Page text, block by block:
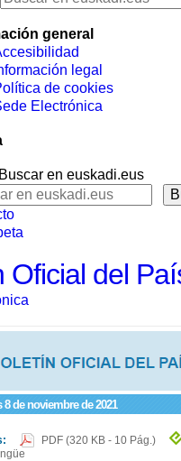
general
legal
de cookies
Electrónica
Buscar en euskadi.eus
Oficial del
8 de noviembre de 2021
PDF (320 KB - 10 Pág.)